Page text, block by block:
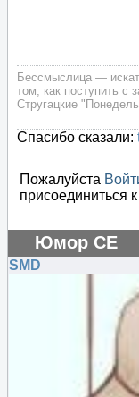
Бессмыслица —
том, как поступить с
Стругацкие
Спасибо сказали:
Пожалуйста
присоединиться
Юмор СЕ
SMD